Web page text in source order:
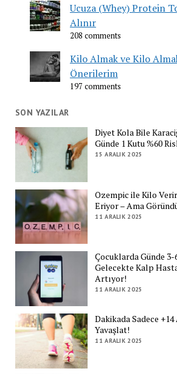
Ucuza (Whey) Protein
Alınır
208 comments
Kilo Almak ve Kilo
Önerilerim
197 comments
SON YAZILAR
Diyet Kola Bile
Günde 1 Kutu %60
15 ARALIK 2025
Ozempic ile Kilo
Eriyor – Ama
11 ARALIK 2025
Çocuklarda Günde 3-
Gelecekte Kalp
Artıyor!
11 ARALIK 2025
Dakikada Sadece
Yavaşlat!
11 ARALIK 2025